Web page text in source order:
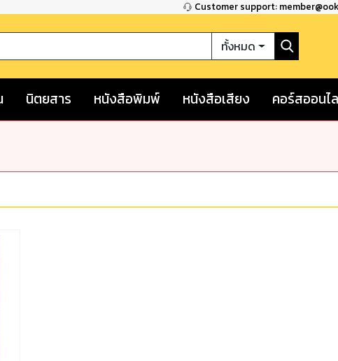
Customer support:
ทั้งหมด
นิตยสาร หนังสือพิมพ์ หนังสือเสียง คอร์สออนไ